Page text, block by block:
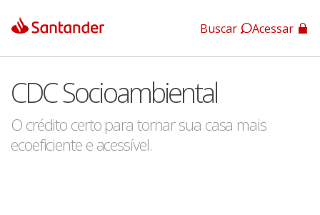
App Santander
App Santander Empresas
Buscar Acessar
CDC Socioambiental
O crédito certo para tornar sua casa mais
ecoeficiente e acessível.